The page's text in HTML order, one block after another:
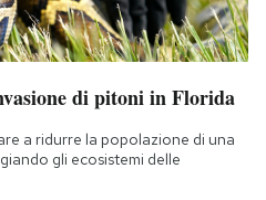
di pitoni in Florida
a ridurre la popolazione di una
gli ecosistemi delle